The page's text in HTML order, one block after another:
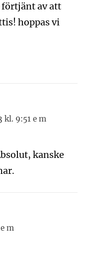
av att
hoppas vi
kl. 9:51 e m
kanske
m